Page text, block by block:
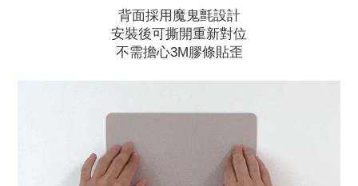
背面採用魔鬼氈設計
安裝後可撕開重新對位
不需擔心3M膠條貼歪